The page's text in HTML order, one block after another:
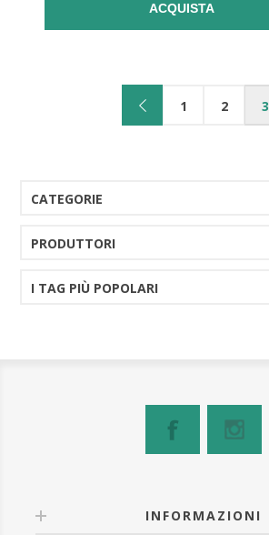
ACQUISTA
1 2 3
CATEGORIE
PRODUTTORI
I TAG PIÙ POPOLARI
INFORMAZIONI